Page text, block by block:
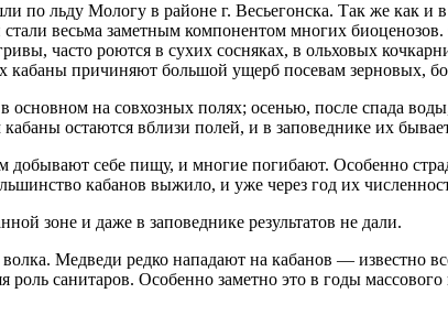
по льду Мологу в районе г. Весьегонска. Так же как и
весьма заметным компонентом многих
часто роются в сухих сосняках, в ольховых
кабаны причиняют большой ущерб посевам зерновых,
на совхозных полях; осенью, после спада
остаются вблизи полей, и в заповеднике их
добывают себе пищу, и многие погибают. Особенно
кабанов выжило, и уже через год их
зоне и даже в заповеднике результатов не дали.
Медведи редко нападают на кабанов — известно
санитаров. Особенно заметно это в годы